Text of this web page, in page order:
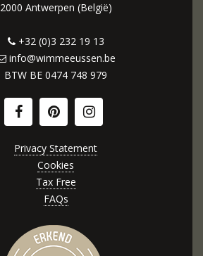
2000 Antwerpen (België)
+32 (0)3 232 19 13
info@wimmeeussen.be
BTW BE 0474 748 979
Privacy Statement
Cookies
Tax Free
FAQs